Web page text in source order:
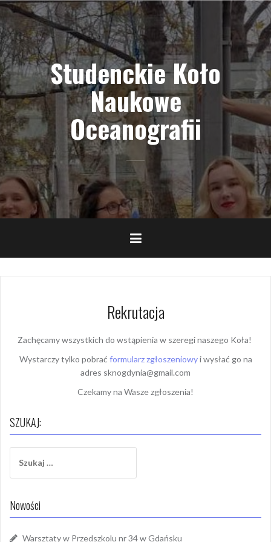
Skip
to
content
Studenckie Koło
Naukowe
Oceanografii
Rekrutacja
Zachęcamy wszystkich do wstąpienia w szeregi naszego Koła!
Wystarczy tylko pobrać formularz zgłoszeniowyi wysłać go na
adres sknogdynia@gmail.com
Czekamy na Wasze zgłoszenia!
SZUKAJ:
Nowości
Warsztaty w Przedszkolu nr 34 w Gdańsku